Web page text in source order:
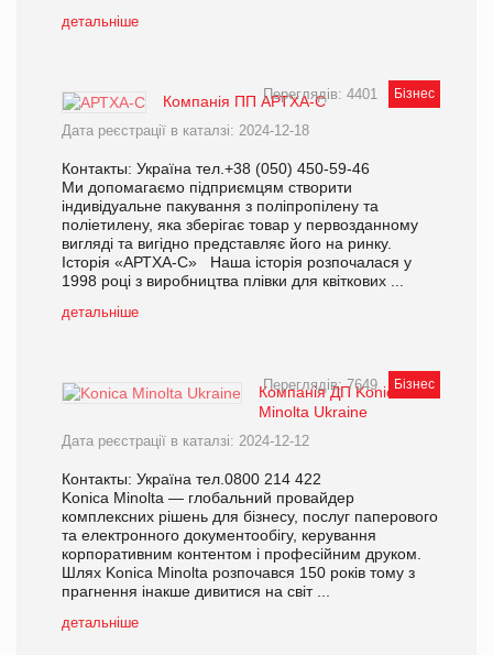
детальніше
Переглядів: 4401 Бізнес
Компанія ПП АРТХА-С
Дата реєстрації в каталзі: 2024-12-18
Контакты: Україна тел.+38 (050) 450-59-46
Ми допомагаємо підприємцям створити
індивідуальне пакування з поліпропілену та
поліетилену, яка зберігає товар у первозданному
вигляді та вигідно представляє його на ринку.
Історія «АРТХА-С» Наша історія розпочалася у
1998 році з виробництва плівки для квіткових ...
детальніше
Переглядів: 7649 Бізнес
Компанія ДП Konica
Minolta Ukraine
Дата реєстрації в каталзі: 2024-12-12
Контакты: Україна тел.0800 214 422
Konica Minolta — глобальний провайдер
комплексних рішень для бізнесу, послуг паперового
та електронного документообігу, керування
корпоративним контентом і професійним друком.
Шлях Konica Minolta розпочався 150 років тому з
прагнення інакше дивитися на світ ...
детальніше